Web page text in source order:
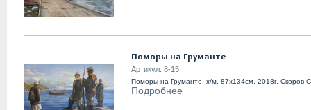
Поморы на Груманте
Артикул: 8-15
Поморы на Груманте. х/м. 87х134см. 2018г. Скоров
Подробнее